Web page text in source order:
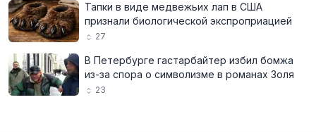
Тапки в виде медвежьих лап в США
признали биологической экспроприацией
27
В Петербурге гастарбайтер избил бомжа
из-за спора о символизме в романах Золя
23